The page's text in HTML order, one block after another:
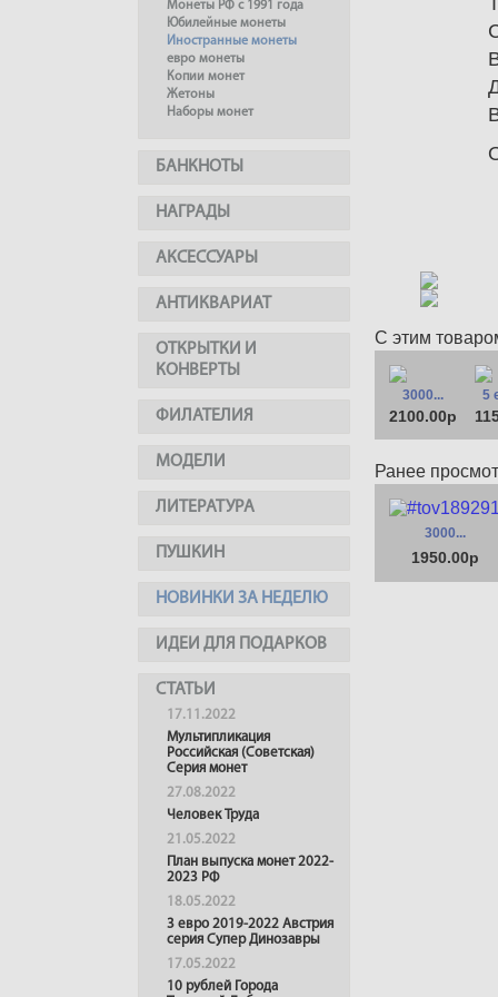
Монеты РФ с 1991 года
Юбилейные монеты
Иностранные монеты
евро монеты
Копии монет
Жетоны
Наборы монет
БАНКНОТЫ
НАГРАДЫ
АКСЕССУАРЫ
АНТИКВАРИАТ
ОТКРЫТКИ И
КОНВЕРТЫ
ФИЛАТЕЛИЯ
МОДЕЛИ
ЛИТЕРАТУРА
ПУШКИН
НОВИНКИ ЗА НЕДЕЛЮ
ИДЕИ ДЛЯ ПОДАРКОВ
СТАТЬИ
17.11.2022
Мультипликация
Российская (Советская)
Серия монет
27.08.2022
Человек Труда
21.05.2022
План выпуска монет 2022-
2023 РФ
18.05.2022
3 евро 2019-2022 Австрия
серия Супер Динозавры
17.05.2022
10 рублей Города
С этим
3000...
2100.00р
5
Ранее
3000...
1950.00р